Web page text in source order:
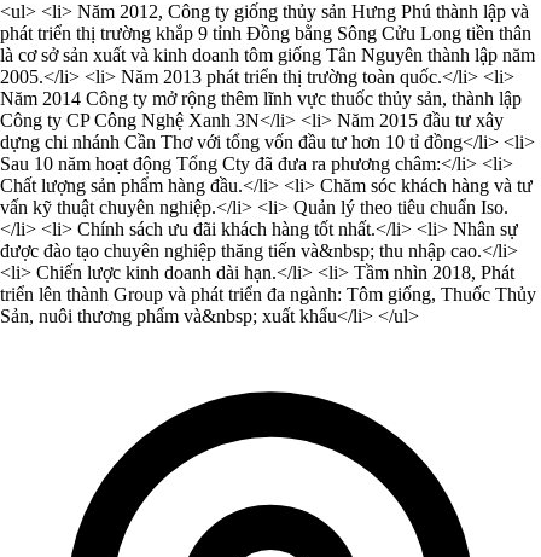
<ul> <li> Năm 2012, Công ty giống thủy sản Hưng Phú thành lập và
phát triển thị trường khắp 9 tỉnh Đồng bằng Sông Cửu Long tiền thân
là cơ sở sản xuất và kinh doanh tôm giống Tân Nguyên thành lập năm
2005.</li> <li> Năm 2013 phát triển thị trường toàn quốc.</li> <li>
Năm 2014 Công ty mở rộng thêm lĩnh vực thuốc thủy sản, thành lập
Công ty CP Công Nghệ Xanh 3N</li> <li> Năm 2015 đầu tư xây
dựng chi nhánh Cần Thơ với tổng vốn đầu tư hơn 10 tỉ đồng</li> <li>
Sau 10 năm hoạt động Tổng Cty đã đưa ra phương châm:</li> <li>
Chất lượng sản phẩm hàng đầu.</li> <li> Chăm sóc khách hàng và tư
vấn kỹ thuật chuyên nghiệp.</li> <li> Quản lý theo tiêu chuẩn Iso.
</li> <li> Chính sách ưu đãi khách hàng tốt nhất.</li> <li> Nhân sự
được đào tạo chuyên nghiệp thăng tiến và&nbsp; thu nhập cao.</li>
<li> Chiến lược kinh doanh dài hạn.</li> <li> Tầm nhìn 2018, Phát
triển lên thành Group và phát triển đa ngành: Tôm giống, Thuốc Thủy
Sản, nuôi thương phẩm và&nbsp; xuất khẩu</li> </ul>